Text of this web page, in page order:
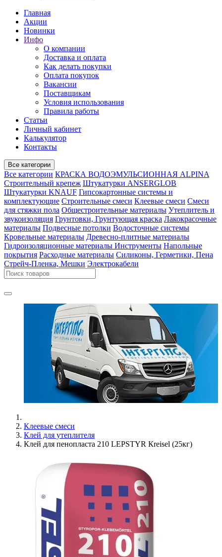
Главная
Акции
Новинки
Инфо
О компании
Доставка и оплата
Как делать покупки
Оплата покупок
Вакансии
Поставщикам
Условия использования
Правила работы
Статьи
Личный кабинет
Калькулятор
Контакты
Все категории
Все категории КРАСКА ВОДОЭМУЛЬСИОННАЯ ALPINA
Строительный крепеж Штукатурки ANSERGLOB
Штукатурки KNAUF Гипсокартонные системы и
комплектующие Строительные смеси Клеевые смеси Смеси
для стяжки пола Общестроительные материалы Утеплитель и
звукоизоляция Грунтовки, Грунтующая краска Лакокрасочные
материалы Подвесные потолки Водосточные системы
Кровельные материалы Древесно-плитные материалы
Гидроизоляционные материалы Инструменты Напольные
покрытия Расходные материалы Силиконы, Герметики, Пена
Стрейч-Пленка, Мешки Электрокабели
Клеевые смеси
Клей для утеплителя
Клей для пенопласта 210 LEPSTYR Кreisel (25кг)